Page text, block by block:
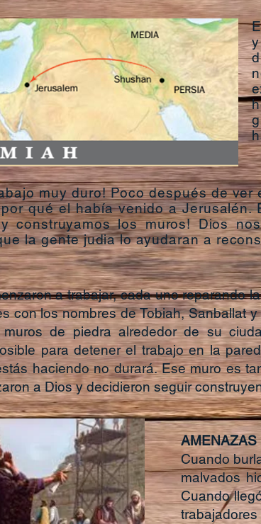
muy duro! Poco después de
qué el había venido a Jerusalén.
y construyamos los muros! Dios
la gente judia lo ayudaran a
a trabajar, cada uno reparando
con los nombres de Tobiah, Sanballat
de piedra alrededor de su
para detener el trabajo en la
haciendo no durará. Ese muro es
a Dios y decidieron seguir
AMENAZAS
Cuando
malvados
Cuando